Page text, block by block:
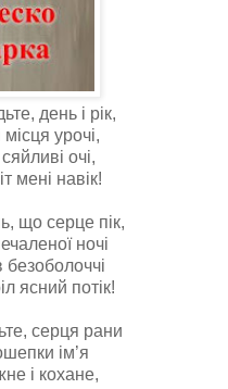
день і рік,
місця урочі,
очі,
мені навік!
що серце пік,
ночі
безоболоччі
ясний потік!
серця рани
ім’я
і кохане,